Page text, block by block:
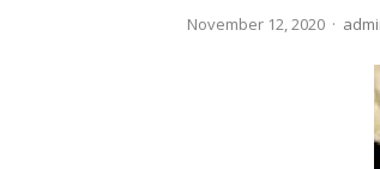
November 12, 2020